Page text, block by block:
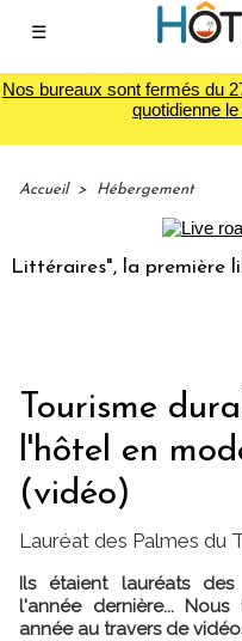
☰
Nos bureaux sont fermés du
quotidienne
Accueil > Hébergement
la première
Tourisme
l'hôtel en
(vidéo)
Lauréat des Palmes du
Ils étaient lauréats des
l'année dernière...
année au travers de